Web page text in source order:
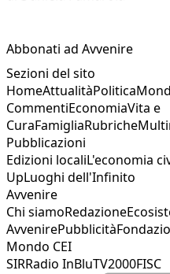
Abbonati ad Avvenire
Sezioni del sito
HomeAttualitàPolitica
CommentiEconomiaVita e
CuraFamigliaRubriche
Pubblicazioni
Edizioni localiL'economia
UpLuoghi dell'Infinito
Avvenire
Chi siamoRedazione
AvvenirePubblicità
Mondo CEI
SIRRadio InBluTV2000FISC